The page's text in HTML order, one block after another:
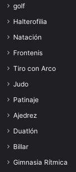
golf
Halterofilia
Natación
Frontenis
Tiro con Arco
Judo
Patinaje
Ajedrez
Duatlón
Billar
Gimnasia Rítmica